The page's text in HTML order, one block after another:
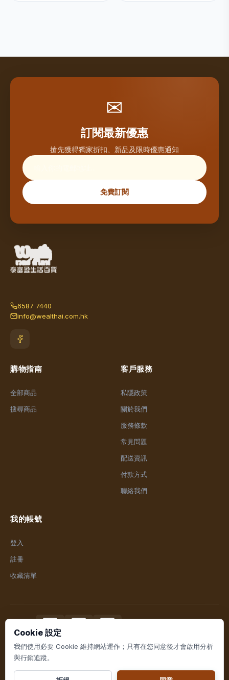
✉
訂閱最新優惠
搶先獲得獨家折扣、新品及限時優惠通知
免費訂閱
6587 7440
info@wealthai.com.hk
購物指南
全部商品
搜尋商品
客戶服務
私隱政策
關於我們
服務條款
常見問題
配送資訊
付款方式
聯絡我們
我的帳號
登入
註冊
收藏清單
© 2026 泰富盈生活百貨. All rights reserved.
Cookie 設定
我們使用必要 Cookie 維持網站運作；只有在您同意後才會啟用分析
與行銷追蹤。